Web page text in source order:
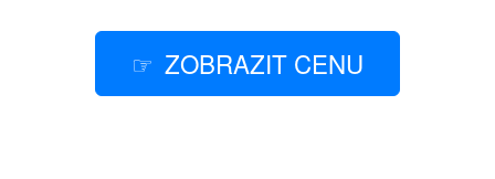
ZOBRAZIT CENU